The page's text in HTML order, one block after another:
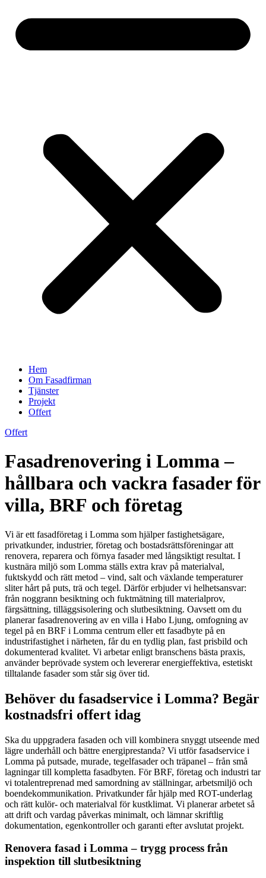
Hem
Om Fasadfirman
Tjänster
Projekt
Offert
Offert
Fasadrenovering i Lomma –
hållbara och vackra fasader för
villa, BRF och företag
Vi är ett fasadföretag i Lomma som hjälper fastighetsägare,
privatkunder, industrier, företag och bostadsrättsföreningar att
renovera, reparera och förnya fasader med långsiktigt resultat. I
kustnära miljö som Lomma ställs extra krav på materialval,
fuktskydd och rätt metod – vind, salt och växlande temperaturer
sliter hårt på puts, trä och tegel. Därför erbjuder vi helhetsansvar:
från noggrann besiktning och fuktmätning till materialprov,
färgsättning, tilläggsisolering och slutbesiktning. Oavsett om du
planerar fasadrenovering av en villa i Habo Ljung, omfogning av
tegel på en BRF i Lomma centrum eller ett fasadbyte på en
industrifastighet i närheten, får du en tydlig plan, fast prisbild och
dokumenterad kvalitet. Vi arbetar enligt branschens bästa praxis,
använder beprövade system och levererar energieffektiva, estetiskt
tilltalande fasader som står sig över tid.
Behöver du fasadservice i Lomma? Begär
kostnadsfri offert idag
Ska du uppgradera fasaden och vill kombinera snyggt utseende med
lägre underhåll och bättre energiprestanda? Vi utför fasadservice i
Lomma på putsade, murade, tegelfasader och träpanel – från små
lagningar till kompletta fasadbyten. För BRF, företag och industri tar
vi totalentreprenad med samordning av ställningar, arbetsmiljö och
boendekommunikation. Privatkunder får hjälp med ROT-underlag
och rätt kulör- och materialval för kustklimat. Vi planerar arbetet så
att drift och vardag påverkas minimalt, och lämnar skriftlig
dokumentation, egenkontroller och garanti efter avslutat projekt.
Renovera fasad i Lomma – trygg process från
inspektion till slutbesiktning